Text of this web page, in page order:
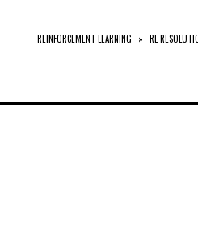
» RL